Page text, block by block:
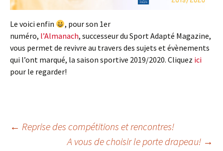
Le voici enfin
, pour son 1er
numéro, l’Almanach, successeur du Sport Adapté Magazine,
vous permet de revivre au travers des sujets et évènements
qui l’ont marqué, la saison sportive 2019/2020. Cliquez ici
pour le regarder!
Navigation
← Reprise des compétitions et rencontres!
A vous de choisir le porte drapeau! →